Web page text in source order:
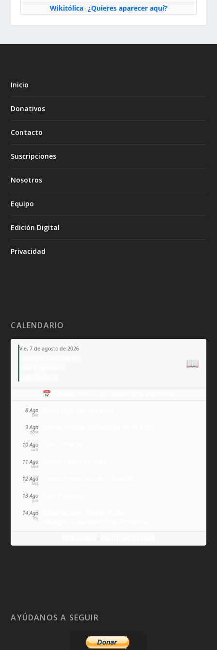
Wikitólica· ¿Quieres aparecer aquí?
Inicio
Donativos
Contacto
Suscripciones
Nosotros
Equipo
Edición Digital
Privacidad
CALENDARIO
Vie, 7 de agosto de 2026
📖
📅 Añade todo a tu calendario personal
8 Ago
SÁB
9 Ago
DOM
10 Ago
LUN
11 Ago
MAR
12 Ago
MIÉ
13 Ago
JUE
14 Ago
VIE
·
AYÚDANOS A SEGUIR